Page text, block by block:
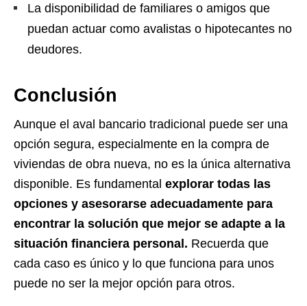
La disponibilidad de familiares o amigos que
puedan actuar como avalistas o hipotecantes no
deudores.
Conclusión
Aunque el aval bancario tradicional puede ser una
opción segura, especialmente en la compra de
viviendas de obra nueva, no es la única alternativa
disponible. Es fundamental explorar todas las
opciones y asesorarse adecuadamente para
encontrar la solución que mejor se adapte a la
situación financiera personal. Recuerda que
cada caso es único y lo que funciona para unos
puede no ser la mejor opción para otros.